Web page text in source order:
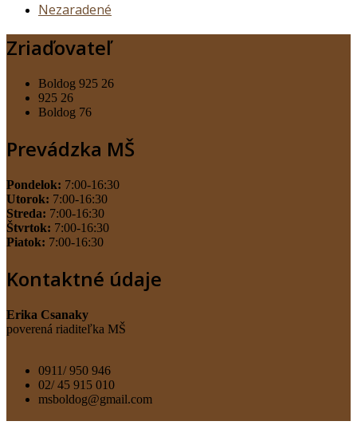
Nezaradené
Zriaďovateľ
Boldog 925 26
925 26
Boldog 76
Prevádzka MŠ
Pondelok: 7:00-16:30
Utorok: 7:00-16:30
Streda: 7:00-16:30
Štvrtok: 7:00-16:30
Piatok: 7:00-16:30
Kontaktné údaje
Erika Csanaky
poverená riaditeľka MŠ
0911/ 950 946
02/ 45 915 010
msboldog@gmail.com